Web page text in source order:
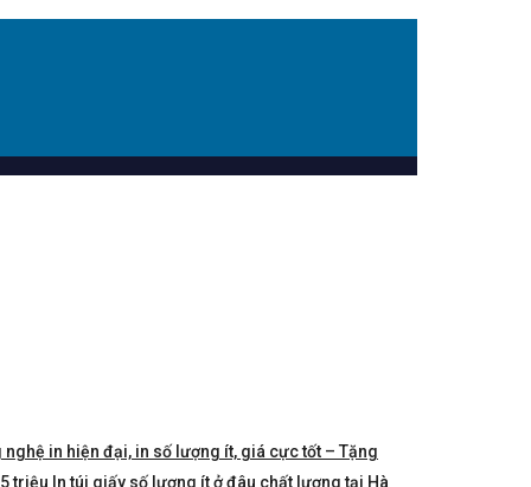
in hiện đại, in số lượng ít, giá cực tốt – Tặng
triệu In túi giấy số lượng ít ở đâu chất lượng tại Hà